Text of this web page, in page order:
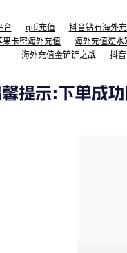
台 q币充值
抖音钻石海外
果卡密海外充值
海外充值逆水
海外充值金铲铲之战
抖